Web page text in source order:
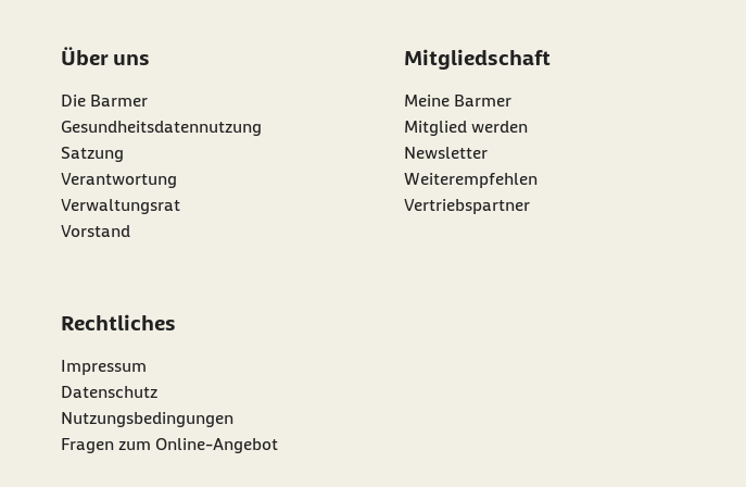
Über uns
Die Barmer
Gesundheitsdatennutzung
Satzung
Verantwortung
Verwaltungsrat
Vorstand
Mitgliedschaft
Meine Barmer
Mitglied werden
Newsletter
externer Link:
Weiterempfehlen
Vertriebspartner
Rechtliches
Impressum
Datenschutz
Nutzungsbedingungen
Fragen zum Online-Angebot